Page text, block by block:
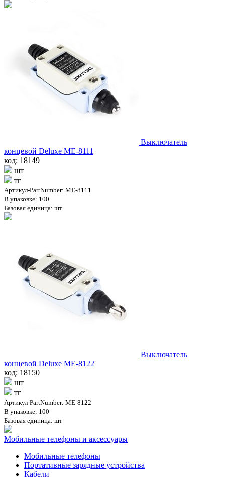
Выключатель
концевой Deluxe МЕ-8111
код: 18149
шт
тг
Артикул-PartNumber: МЕ-8111
В упаковке: 100
Базовая единица: шт
Выключатель
концевой Deluxe МЕ-8122
код: 18150
шт
тг
Артикул-PartNumber: МЕ-8122
В упаковке: 100
Базовая единица: шт
Мобильные телефоны и аксессуары
Мобильные телефоны
Портативные зарядные устройства
Кабели